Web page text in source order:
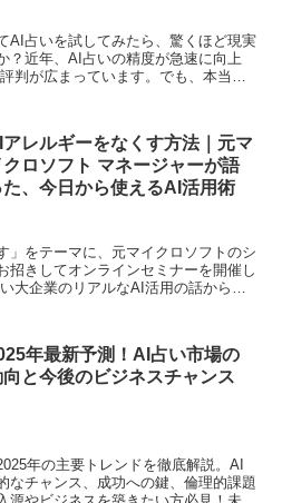
AI占いを試してみたら、驚くほど現実
？近年、AI占いの精度が急速に向上
判が広まっています。でも、本当に
アレルギーをなくす方法｜元マ
クロソフト マネージャーが語
た、今日から使えるAI活用術
」をテーマに、元マイクロソフトのシ
招きしてオンラインセミナーを開催し
大企業のリアルなAI活用の話から、
年最新予測！AI占い市場の
向と今後のビジネスチャンス
年の主要トレンドを徹底解説。AI
なチャンス、成功への鍵、倫理的課題